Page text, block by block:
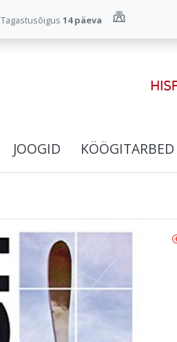
Tagastusõigus 14 päeva
JOOGID KÖÖGITARBED